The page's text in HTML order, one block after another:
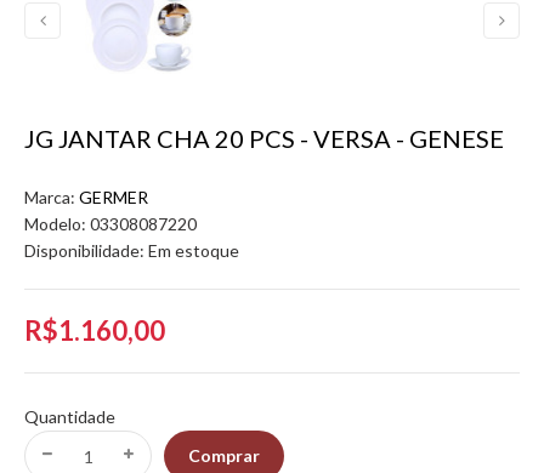
JG JANTAR CHA 20 PCS - VERSA - GENESE
Marca: GERMER
Modelo: 03308087220
Disponibilidade: Em estoque
R$1.160,00
Quantidade